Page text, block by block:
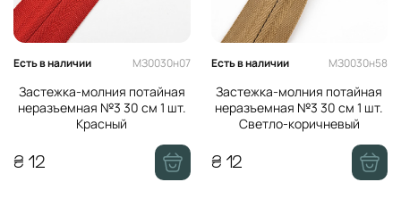
Есть в наличии МЗ0030н07
Застежка-молния потайная
неразъемная №3 30 см 1 шт.
Красный
₴ 12
Есть в наличии МЗ0030н58
Застежка-молния потайная
неразъемная №3 30 см 1 шт.
Светло-коричневый
₴ 12